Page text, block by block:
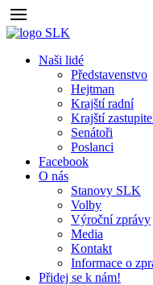
Naši lidé
Představenstvo
Hejtman
Krajští radní
Krajští
Senátoři
Poslanci
Facebook
O nás
Stanovy SLK
Volby
Výroční zprávy
Media
Kontakt
Informace o
Přidej se k nám!